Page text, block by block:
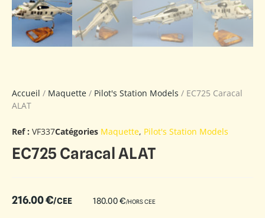
Accueil / Maquette / Pilot's Station Models / EC725 Caracal
ALAT
Ref : VF337Catégories Maquette, Pilot's Station Models
EC725 Caracal ALAT
216.00€/CEE 180.00€/HORS CEE